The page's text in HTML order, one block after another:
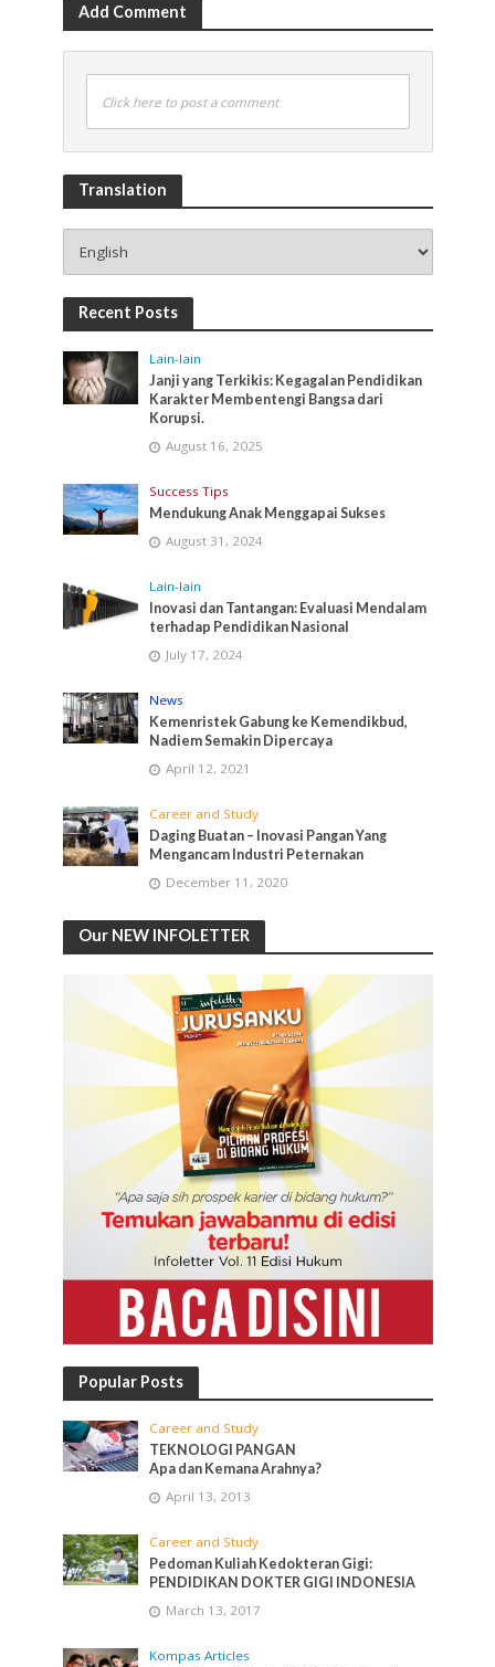
Add Comment
Click here to post a comment
Translation
Recent Posts
Lain-lain
Janji yang Terkikis: Kegagalan Pendidikan
Karakter Membentengi Bangsa dari
Korupsi.
August 16, 2025
Success Tips
Mendukung Anak Menggapai Sukses
August 31, 2024
Lain-lain
Inovasi dan Tantangan: Evaluasi Mendalam
terhadap Pendidikan Nasional
July 17, 2024
News
Kemenristek Gabung ke Kemendikbud,
Nadiem Semakin Dipercaya
April 12, 2021
Career and Study
Daging Buatan – Inovasi Pangan Yang
Mengancam Industri Peternakan
December 11, 2020
Our NEW INFOLETTER
Popular Posts
Career and Study
TEKNOLOGI PANGAN
Apa dan Kemana Arahnya?
April 13, 2013
Career and Study
Pedoman Kuliah Kedokteran Gigi:
PENDIDIKAN DOKTER GIGI INDONESIA
March 13, 2017
Kompas Articles